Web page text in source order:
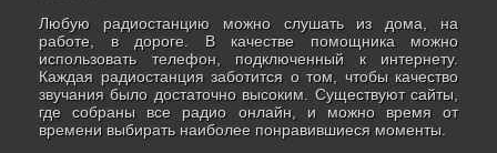
Любую радиостанцию можно слушать из дома, на
работе, в дороге. В качестве помощника можно
использовать телефон, подключенный к интернету.
Каждая радиостанция заботится о том, чтобы качество
звучания было достаточно высоким. Существуют сайты,
где собраны все радио онлайн, и можно время от
времени выбирать наиболее понравившиеся моменты.